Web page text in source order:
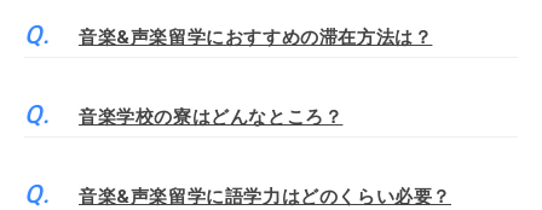
音楽&声楽留学におすすめの滞在方法は？
音楽学校の寮はどんなところ？
音楽&声楽留学に語学力はどのくらい必要？